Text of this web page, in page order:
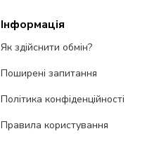
Інформація
Як здійснити обмін?
Поширені запитання
Політика конфіденційності
Правила користування